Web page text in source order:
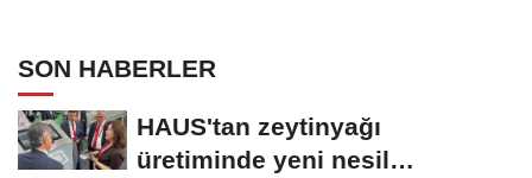
SON HABERLER
HAUS'tan zeytinyağı
üretiminde yeni nesil